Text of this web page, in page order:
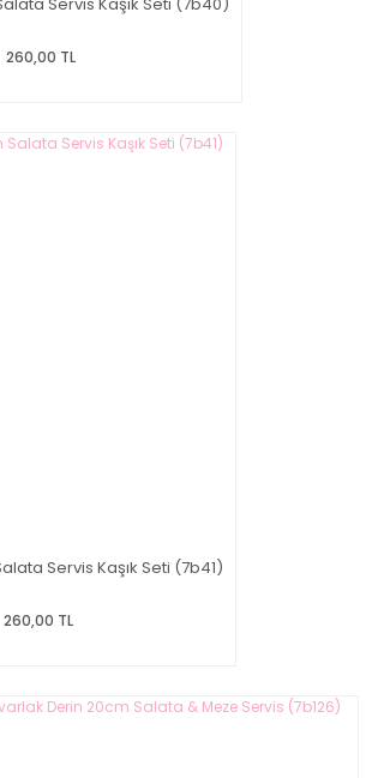
260,00 TL
Servis Kaşık Seti (7b41)
260,00 TL